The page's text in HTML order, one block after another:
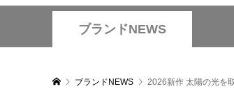
ブランドNEWS
ブランドNEWS 2026新作 太陽の光を